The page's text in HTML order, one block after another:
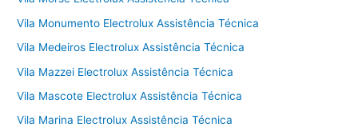
Vila Monumento Electrolux Assistência Técnica
Vila Medeiros Electrolux Assistência Técnica
Vila Mazzei Electrolux Assistência Técnica
Vila Mascote Electrolux Assistência Técnica
Vila Marina Electrolux Assistência Técnica